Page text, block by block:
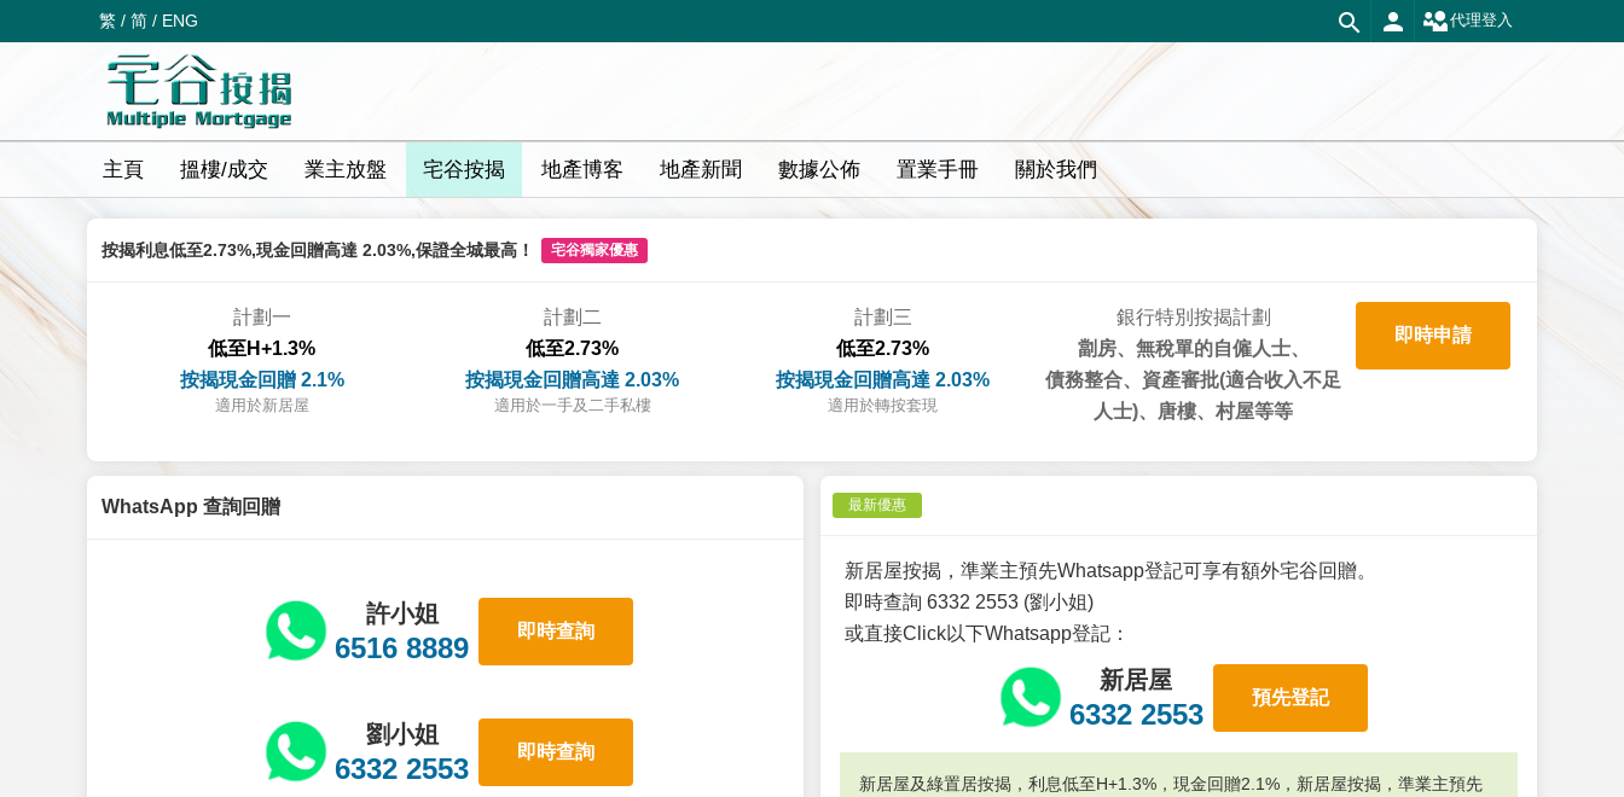
繁 / 简 / ENG 代理登入
主頁 搵樓/成交 業主放盤 宅谷按揭 地產博客 地產新聞 數據公佈 置業手冊 關於我們
按揭利息低至2.73%,現金回贈高達 2.03%,保證全城最高！ 宅谷獨家優惠
計劃一
低至H+1.3%
按揭現金回贈 2.1%
適用於新居屋
計劃二
低至2.73%
按揭現金回贈高達 2.03%
適用於一手及二手私樓
計劃三
低至2.73%
按揭現金回贈高達 2.03%
適用於轉按套現
銀行特別按揭計劃
劏房、無稅單的自僱人士、
債務整合、資產審批(適合收入不足
人士)、唐樓、村屋等等
即時申請
WhatsApp 查詢回贈
許小姐
6516 8889
即時查詢
劉小姐
6332 2553
即時查詢
最新優惠
新居屋按揭，準業主預先Whatsapp登記可享有額外宅谷回贈。
即時查詢 6332 2553 (劉小姐)
或直接Click以下Whatsapp登記：
新居屋
6332 2553
預先登記
新居屋及綠置居按揭，利息低至H+1.3%，現金回贈2.1%，新居屋按揭，準業主預先